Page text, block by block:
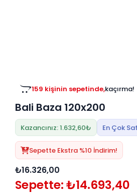
159 kişinin sepetinde,kaçırma!
Bali Baza 120x200
Kazancınız: 1.632,60₺ En Çok
Sepette Ekstra %10 İndirim!
₺16.326,00
Sepette: ₺14.693,40